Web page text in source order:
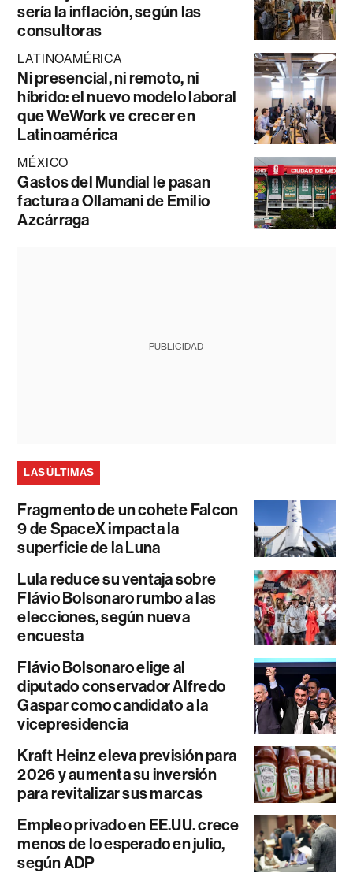
sería la inflación, según las
consultoras
LATINOAMÉRICA
Ni presencial, ni remoto, ni
híbrido: el nuevo modelo laboral
que WeWork ve crecer en
Latinoamérica
MÉXICO
Gastos del Mundial le pasan
factura a Ollamani de Emilio
Azcárraga
PUBLICIDAD
LAS ÚLTIMAS
Fragmento de un cohete Falcon
9 de SpaceX impacta la
superficie de la Luna
Lula reduce su ventaja sobre
Flávio Bolsonaro rumbo a las
elecciones, según nueva
encuesta
Flávio Bolsonaro elige al
diputado conservador Alfredo
Gaspar como candidato a la
vicepresidencia
Kraft Heinz eleva previsión para
2026 y aumenta su inversión
para revitalizar sus marcas
Empleo privado en EE.UU. crece
menos de lo esperado en julio,
según ADP